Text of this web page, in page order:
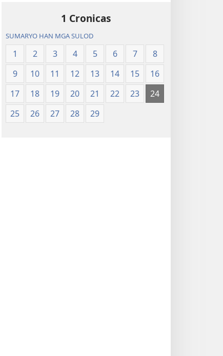
1 Cronicas
SUMARYO HAN MGA SULOD
1 2 3 4 5 6 7
8
9
10 11 12 13 14 15
16
17
18 19 20 21 22 23
24
25
26 27 28 29